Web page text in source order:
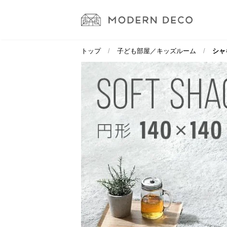
トップ 子ども部屋／キッズルーム シ